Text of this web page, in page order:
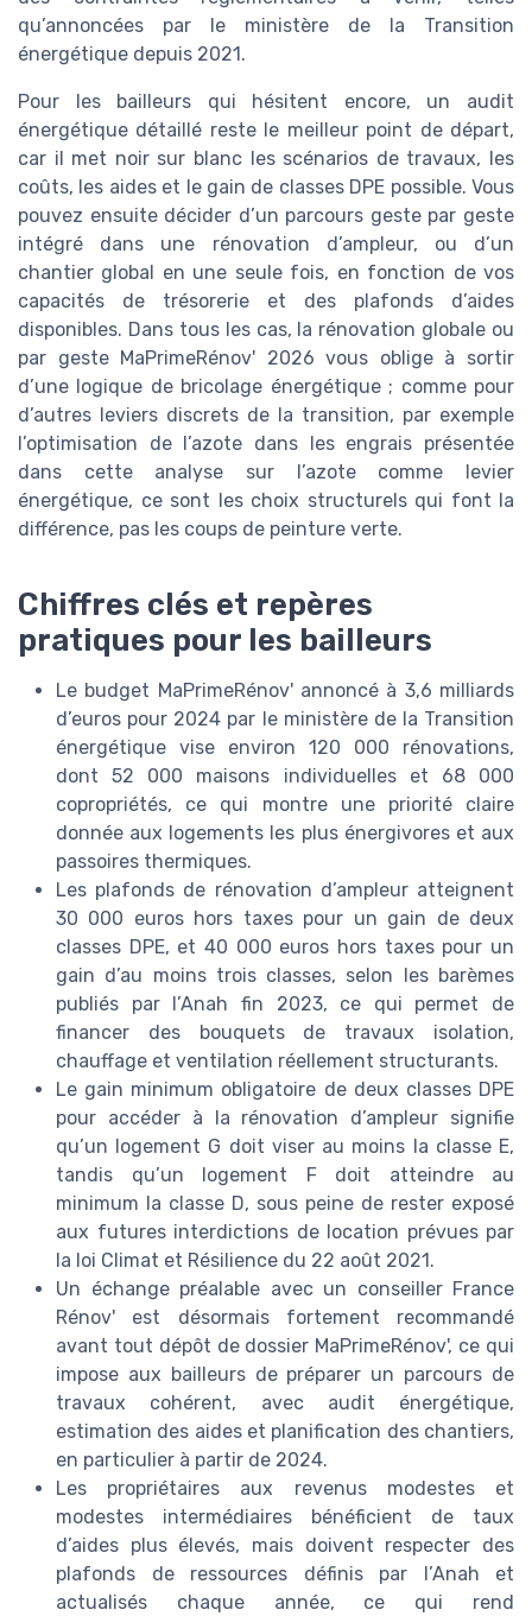
qu’annoncées par le ministère de la Transition
énergétique depuis 2021.
Pour les bailleurs qui hésitent encore, un audit
énergétique détaillé reste le meilleur point de départ,
car il met noir sur blanc les scénarios de travaux, les
coûts, les aides et le gain de classes DPE possible. Vous
pouvez ensuite décider d’un parcours geste par geste
intégré dans une rénovation d’ampleur, ou d’un
chantier global en une seule fois, en fonction de vos
capacités de trésorerie et des plafonds d’aides
disponibles. Dans tous les cas, la rénovation globale ou
par geste MaPrimeRénov' 2026 vous oblige à sortir
d’une logique de bricolage énergétique ; comme pour
d’autres leviers discrets de la transition, par exemple
l’optimisation de l’azote dans les engrais présentée
dans cette analyse sur l’azote comme levier
énergétique, ce sont les choix structurels qui font la
différence, pas les coups de peinture verte.
Chiffres clés et repères
pratiques pour les bailleurs
Le budget MaPrimeRénov' annoncé à 3,6 milliards
d’euros pour 2024 par le ministère de la Transition
énergétique vise environ 120 000 rénovations,
dont 52 000 maisons individuelles et 68 000
copropriétés, ce qui montre une priorité claire
donnée aux logements les plus énergivores et aux
passoires thermiques.
Les plafonds de rénovation d’ampleur atteignent
30 000 euros hors taxes pour un gain de deux
classes DPE, et 40 000 euros hors taxes pour un
gain d’au moins trois classes, selon les barèmes
publiés par l’Anah fin 2023, ce qui permet de
financer des bouquets de travaux isolation,
chauffage et ventilation réellement structurants.
Le gain minimum obligatoire de deux classes DPE
pour accéder à la rénovation d’ampleur signifie
qu’un logement G doit viser au moins la classe E,
tandis qu’un logement F doit atteindre au
minimum la classe D, sous peine de rester exposé
aux futures interdictions de location prévues par
la loi Climat et Résilience du 22 août 2021.
Un échange préalable avec un conseiller France
Rénov' est désormais fortement recommandé
avant tout dépôt de dossier MaPrimeRénov', ce qui
impose aux bailleurs de préparer un parcours de
travaux cohérent, avec audit énergétique,
estimation des aides et planification des chantiers,
en particulier à partir de 2024.
Les propriétaires aux revenus modestes et
modestes intermédiaires bénéficient de taux
d’aides plus élevés, mais doivent respecter des
plafonds de ressources définis par l’Anah et
actualisés chaque année, ce qui rend